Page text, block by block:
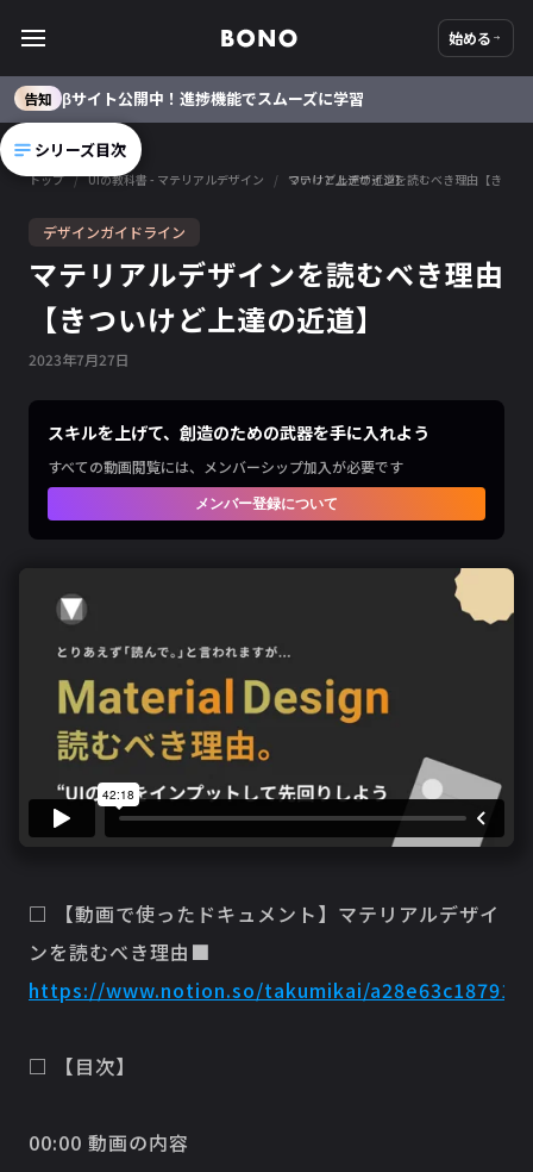
始める
告知 βサイト公開中！進捗機能でスムーズに学習
シリーズ目次
トップ / UIの教科書 - マテリアルデザイン / マテリアルデザインを読むべき理由【きついけど上達の近道】
デザインガイドライン
マテリアルデザインを読むべき理由
【きついけど上達の近道】
2023年7月27日
スキルを上げて、創造のための武器を手に入れよう
すべての動画閲覧には、メンバーシップ加入が必要です
メンバー登録について
□ 【動画で使ったドキュメント】マテリアルデザイ
ンを読むべき理由■
https://www.notion.so/takumikai/
□ 【目次】
00:00 動画の内容